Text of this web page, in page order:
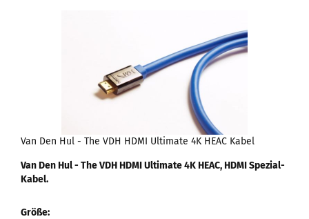
Van Den Hul - The VDH HDMI Ultimate 4K HEAC Kabel
Van Den Hul - The VDH HDMI Ultimate 4K HEAC, HDMI Spezial-
Kabel.
Größe: